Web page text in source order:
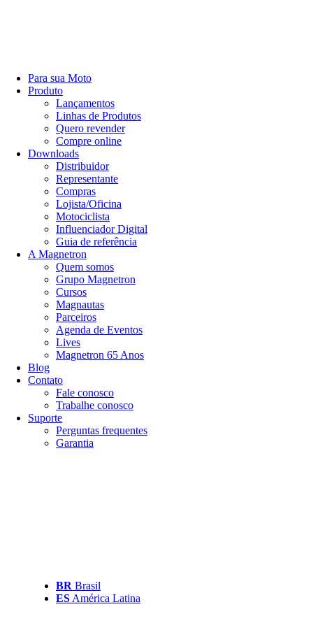
Para sua Moto
Produto
Lançamentos
Linhas de Produtos
Quero revender
Compre online
Downloads
Distribuidor
Representante
Compras
Lojista/Oficina
Motociclista
Influenciador Digital
Guia de referência
A Magnetron
Quem somos
Grupo Magnetron
Cursos
Magnautas
Parceiros
Agenda de Eventos
Lives
Magnetron 65 Anos
Blog
Contato
Fale conosco
Trabalhe conosco
Suporte
Perguntas frequentes
Garantia
BR Brasil
ES América Latina